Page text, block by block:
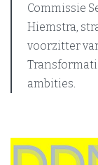
Commissie
Hiemstra,
voorzitter
ambities.